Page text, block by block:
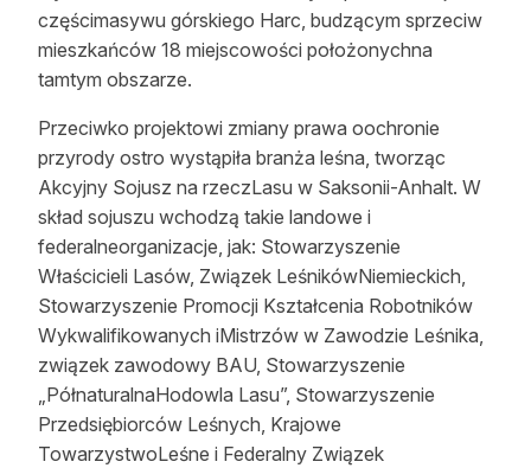
częścimasywu górskiego Harc, budzącym sprzeciw
mieszkańców 18 miejscowości położonychna
tamtym obszarze.
Przeciwko projektowi zmiany prawa oochronie
przyrody ostro wystąpiła branża leśna, tworząc
Akcyjny Sojusz na rzeczLasu w Saksonii-Anhalt. W
skład sojuszu wchodzą takie landowe i
federalneorganizacje, jak: Stowarzyszenie
Właścicieli Lasów, Związek LeśnikówNiemieckich,
Stowarzyszenie Promocji Kształcenia Robotników
Wykwalifikowanych iMistrzów w Zawodzie Leśnika,
związek zawodowy BAU, Stowarzyszenie
„PółnaturalnaHodowla Lasu”, Stowarzyszenie
Przedsiębiorców Leśnych, Krajowe
TowarzystwoLeśne i Federalny Związek